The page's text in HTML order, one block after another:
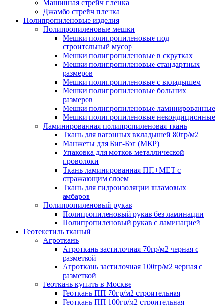
Машинная стрейч пленка
Джамбо стрейч пленка
Полипропиленовые изделия
Полипропиленовые мешки
Мешки полипропиленовые под
строительный мусор
Мешки полипропиленовые в скрутках
Мешки полипропиленовые стандартных
размеров
Мешки полипропиленовые с вкладышем
Мешки полипропиленовые больших
размеров
Мешки полипропиленовые ламинированные
Мешки полипропиленовые некондиционные
Ламинированная полипропиленовая ткань
Ткань для вагонных вкладышей 80гр/м2
Манжеты для Биг-Бэг (МКР)
Упаковка для мотков металлической
проволоки
Ткань ламинированная ПП+МЕТ с
отражающим слоем
Ткань для гидроизоляции шламовых
амбаров
Полипропиленовый рукав
Полипропиленовый рукав без ламинации
Полипропиленовый рукав с ламинацией
Геотекстиль тканый
Агроткань
Агроткань застилочная 70гр/м2 черная с
разметкой
Агроткань застилочная 100гр/м2 черная с
разметкой
Геоткань купить в Москве
Геоткань ПП 70гр/м2 строительная
Геоткань ПП 100гр/м2 строительная